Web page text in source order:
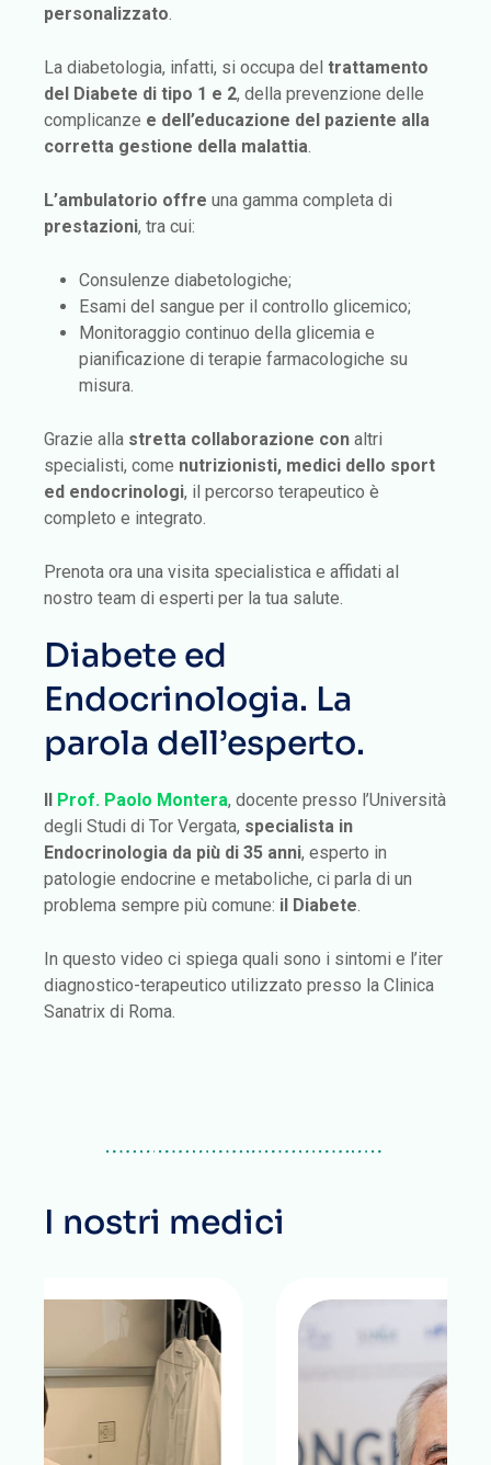
personalizzato.
La diabetologia, infatti, si occupa del trattamento
del Diabete di tipo 1 e 2, della prevenzione delle
complicanze e dell’educazione del paziente alla
corretta gestione della malattia.
L’ambulatorio offre una gamma completa di
prestazioni, tra cui:
Consulenze diabetologiche;
Esami del sangue per il controllo glicemico;
Monitoraggio continuo della glicemia e
pianificazione di terapie farmacologiche su
misura.
Grazie alla stretta collaborazione con altri
specialisti, come nutrizionisti, medici dello sport
ed endocrinologi, il percorso terapeutico è
completo e integrato.
Prenota ora una visita specialistica e affidati al
nostro team di esperti per la tua salute.
Diabete ed
Endocrinologia. La
parola dell’esperto.
Prof. Paolo Montera, docente presso l’Università
degli Studi di Tor Vergata, specialista in
Endocrinologia da più di 35 anni, esperto in
patologie endocrine e metaboliche, ci parla di un
problema sempre più comune: il Diabete.
In questo video ci spiega quali sono i sintomi e l’iter
diagnostico-terapeutico utilizzato presso la Clinica
Sanatrix di Roma.
I nostri medici